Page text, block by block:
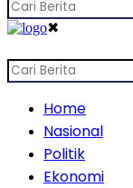
✖
Home
Nasional
Politik
Ekonomi